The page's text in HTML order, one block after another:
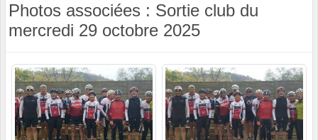
Photos associées : Sortie club du
mercredi 29 octobre 2025